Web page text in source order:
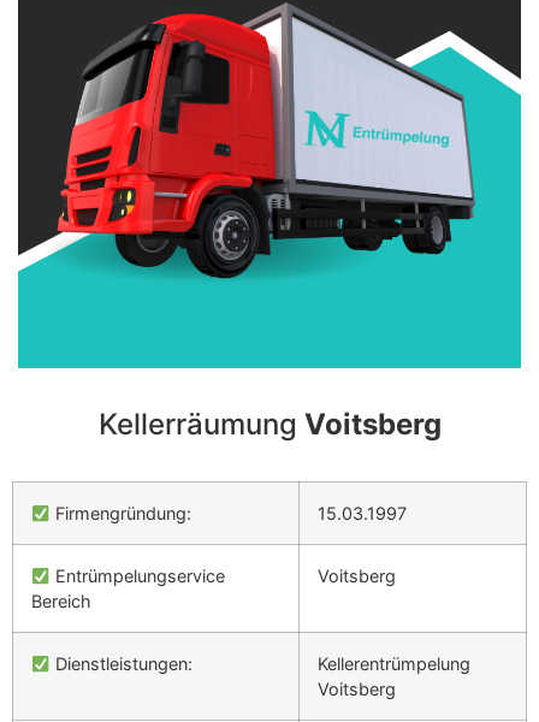
Kellerräumung Voitsberg
Firmengründung: 15.03.1997
Entrümpelungservice
Bereich
Voitsberg
Dienstleistungen:
Kellerentrümpelung
Voitsberg